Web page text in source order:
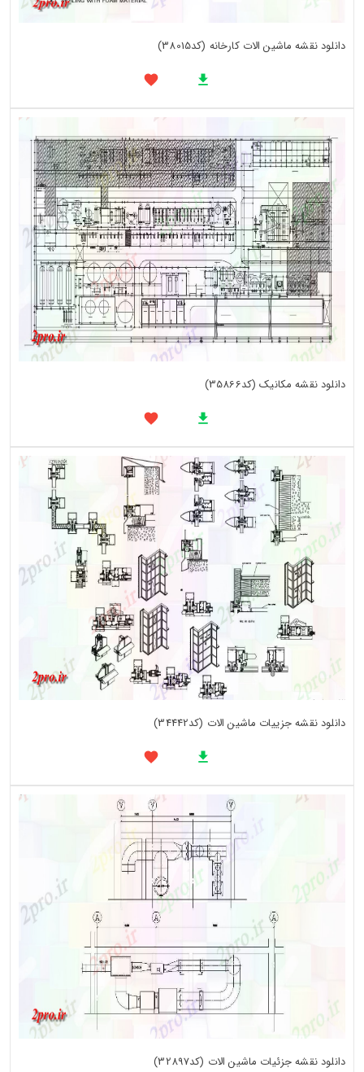
دانلود نقشه ماشین الات کارخانه (کد38015)
دانلود نقشه مکانیک (کد35866)
دانلود نقشه جزییات ماشین الات (کد34442)
دانلود نقشه جزئیات ماشین الات (کد32897)